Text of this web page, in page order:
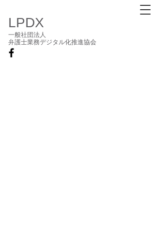
LPDX
一般社団法人
弁護士業務デジタル化推進協会